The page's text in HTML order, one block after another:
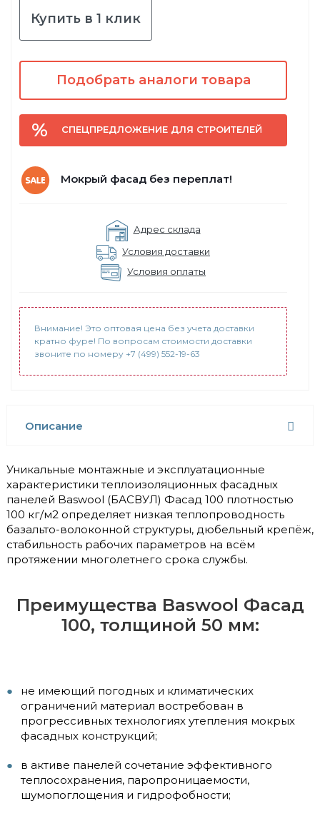
Купить в 1 клик
Подобрать аналоги товара
СПЕЦПРЕДЛОЖЕНИЕ ДЛЯ СТРОИТЕЛЕЙ
Мокрый фасад без переплат!
Адрес склада
Условия доставки
Условия оплаты
Внимание! Это оптовая цена без учета доставки
кратно фуре! По вопросам стоимости доставки
звоните по номеру +7 (499) 552-19-63
Описание
Уникальные монтажные и эксплуатационные
характеристики теплоизоляционных фасадных
панелей Baswool (БАСВУЛ) Фасад 100 плотностью
100 кг/м2 определяет низкая теплопроводность
базальто-волоконной структуры, дюбельный крепёж,
стабильность рабочих параметров на всём
протяжении многолетнего срока службы.
Преимущества Baswool Фасад
100, толщиной 50 мм:
не имеющий погодных и климатических
ограничений материал востребован в
прогрессивных технологиях утепления мокрых
фасадных конструкций;
в активе панелей сочетание эффективного
теплосохранения, паропроницаемости,
шумопоглощения и гидрофобности;